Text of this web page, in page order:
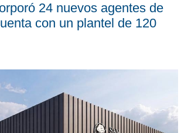
24 nuevos agentes de
con un plantel de 120